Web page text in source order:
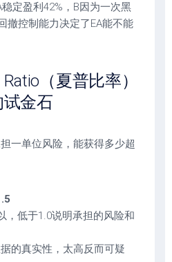
定盈利42%，B因为一次黑
撤控制能力决定了EA能不能
（夏普比率）
金石
一单位风险，能获得多少超
，低于1.0说明承担的风险和
的真实性，太高反而可疑